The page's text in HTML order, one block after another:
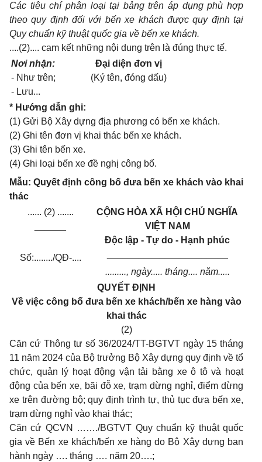
Các tiêu chí phân loại tại bảng trên áp dụng phù hợp
theo quy định đối với bến xe khách được quy định tại
Quy chuẩn kỹ thuật quốc gia về bến xe khách.
....(2).... cam kết những nội dung trên là đúng thực tế.
Nơi nhận:
- Như trên;
- Lưu...
Đại diện đơn vị
(Ký tên, đóng dấu)
* Hướng dẫn ghi:
(1) Gửi Bộ Xây dựng địa phương có bến xe khách.
(2) Ghi tên đơn vị khai thác bến xe khách.
(3) Ghi tên bến xe.
(4) Ghi loại bến xe đề nghị công bố.
Mẫu: Quyết định công bố đưa bến xe khách vào khai
thác
...... (2) .......
Số:......../QĐ-....
CỘNG HÒA XÃ HỘI CHỦ NGHĨA
VIỆT NAM
Độc lập - Tự do - Hạnh phúc
........., ngày..... tháng.... năm.....
QUYẾT ĐỊNH
Về việc công bố đưa bến xe khách/bến xe hàng vào
khai thác
(2)
Căn cứ Thông tư số 36/2024/TT-BGTVT ngày 15 tháng
11 năm 2024 của Bộ trưởng Bộ Xây dựng quy định về tổ
chức, quản lý hoạt động vận tải bằng xe ô tô và hoạt
động của bến xe, bãi đỗ xe, trạm dừng nghỉ, điểm dừng
xe trên đường bộ; quy định trình tự, thủ tục đưa bến xe,
trạm dừng nghỉ vào khai thác;
Căn cứ QCVN ……./BGTVT Quy chuẩn kỹ thuật quốc
gia về Bến xe khách/bến xe hàng do Bộ Xây dựng ban
hành ngày …. tháng …. năm 20….;